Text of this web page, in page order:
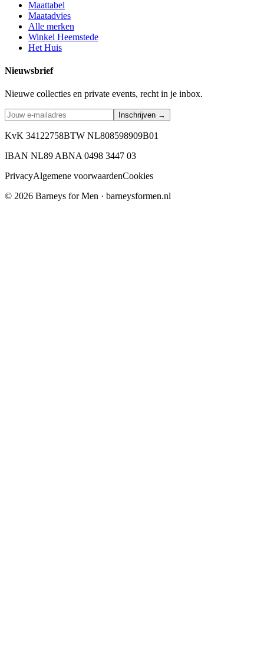
Maattabel
Maatadvies
Alle merken
Winkel Heemstede
Het Huis
Nieuwsbrief
Nieuwe collecties en private events, recht in je inbox.
Inschrijven →
KvK 34122758BTW NL808598909B01
IBAN NL89 ABNA 0498 3447 03
PrivacyAlgemene voorwaardenCookies
© 2026 Barneys for Men · barneysformen.nl